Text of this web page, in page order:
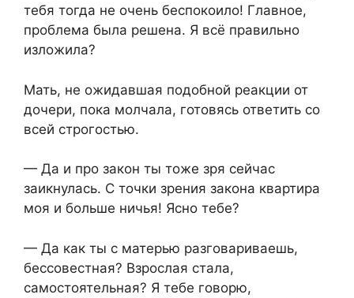
тебя тогда не очень беспокоило! Главное,
проблема была решена. Я всё правильно
изложила?
Мать, не ожидавшая подобной реакции от
дочери, пока молчала, готовясь ответить со
всей строгостью.
— Да и про закон ты тоже зря сейчас
заикнулась. С точки зрения закона квартира
моя и больше ничья! Ясно тебе?
— Да как ты с матерью разговариваешь,
бессовестная? Взрослая стала,
самостоятельная? Я тебе говорю,